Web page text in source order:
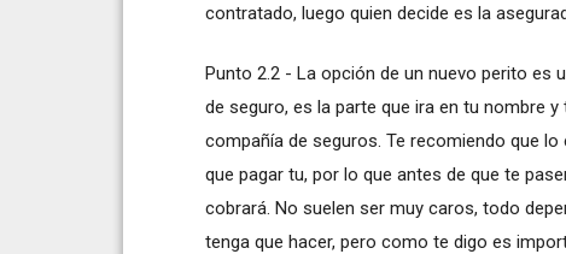
contratado, luego quien decide es la
Punto 2.2 - La opción de un nuevo perito es
de seguro, es la parte que ira en tu nombre
compañía de seguros. Te recomiendo que
que pagar tu, por lo que antes de que te
cobrará. No suelen ser muy caros, todo
tenga que hacer, pero como te digo es